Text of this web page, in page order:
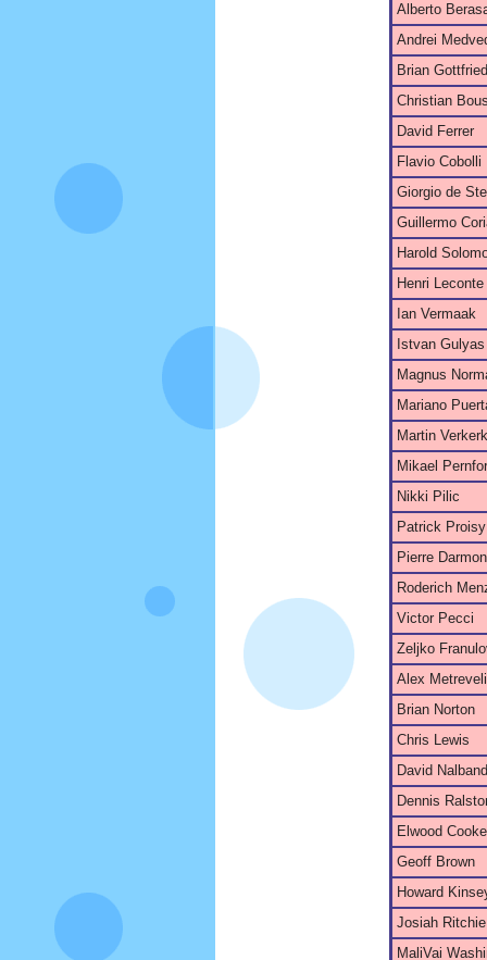
Alberto
Andrei
Brian Gottfried
Christian
David Ferrer
Flavio Cobolli
Giorgio de
Guillermo
Harold
Henri Leconte
Ian Vermaak
Istvan Gulyas
Magnus
Mariano
Martin Verkerk
Mikael
Nikki Pilic
Patrick Proisy
Pierre Darmon
Roderich
Victor Pecci
Zeljko
Alex Metreveli
Brian Norton
Chris Lewis
David
Dennis
Elwood Cooke
Geoff Brown
Howard
Josiah Ritchie
MaliVai